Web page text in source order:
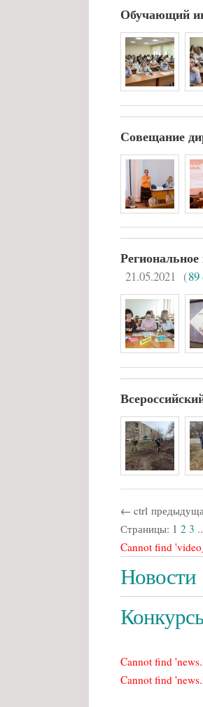
Обучающий
Совещание
21.05.2021 (
← ctrl
Страницы: 1 2 3
Cannot find
Новости
Cannot find
Cannot find